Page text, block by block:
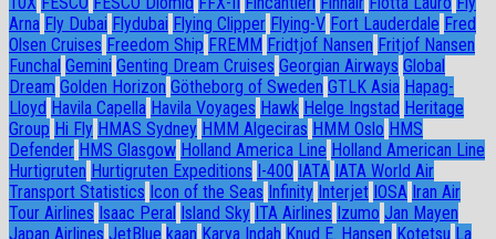
Arna Fly Dubai Flydubai Flying Clipper Flying-V Fort Lauderdale Fred
Olsen Cruises Freedom Ship FREMM Fridtjof Nansen Fritjof Nansen
Funchal Gemini Genting Dream Cruises Georgian Airways Global
Dream Golden Horizon Götheborg of Sweden GTLK Asia Hapag-
Lloyd Havila Capella Havila Voyages Hawk Helge Ingstad Heritage
Group Hi Fly HMAS Sydney HMM Algeciras HMM Oslo HMS
Defender HMS Glasgow Holland America Line Holland American Line
Hurtigruten Hurtigruten Expeditions I-400 IATA IATA World Air
Transport Statistics Icon of the Seas Infinity Interjet IOSA Iran Air
Tour Airlines Isaac Peral Island Sky ITA Airlines Izumo Jan Mayen
Japan Airlines JetBlue kaan Karya Indah Knud E. Hansen Kotetsu La